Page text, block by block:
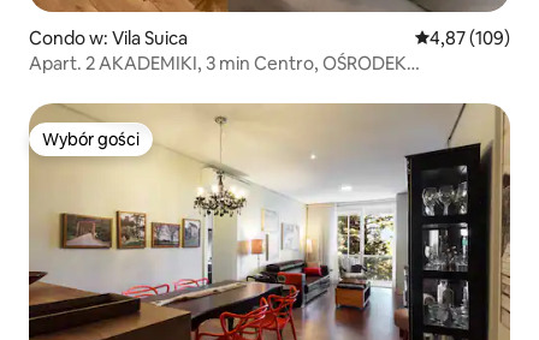
Condo w: Vila Suica Średnia
4,87 (109)
Apart. 2 AKADEMIKI, 3 min Centro, OŚRODEK
Wybór gości
Wybór gości